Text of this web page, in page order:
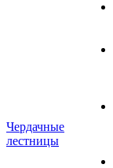
Чердачные
лестницы